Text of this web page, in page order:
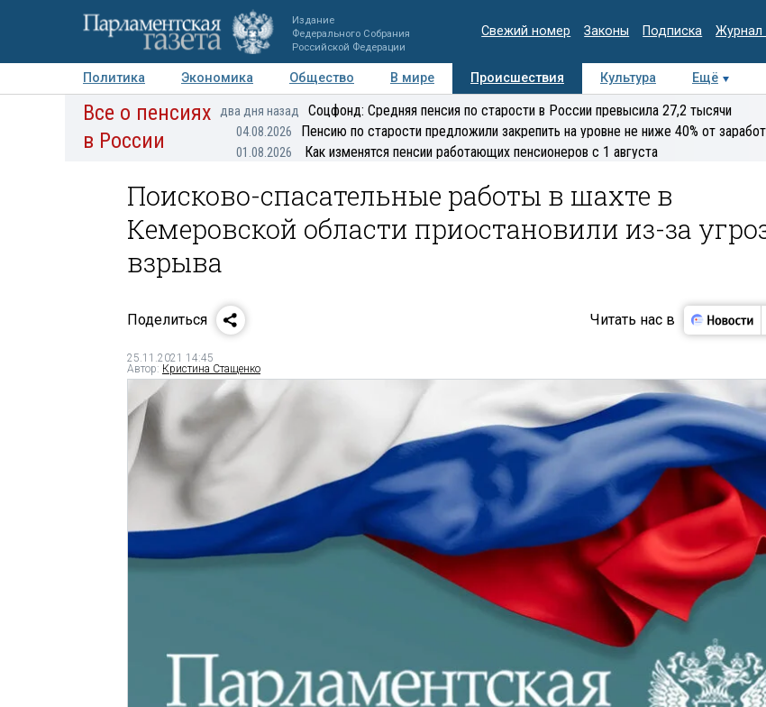
Издание
Федерального Собрания
Российской Федерации
Свежий номер Законы Подписка Журнал
Политика Экономика Общество В мире Происшествия Культура Ещё
Авторы Персоны Мнения Регионы Медиацентр Интервью Колумнисты
Все о пенсиях
в России
два дня назад Соцфонд: Средняя пенсия по старости в России превысила 27,2 тысячи
04.08.2026 Пенсию по старости предложили закрепить на уровне не ниже 40% от
01.08.2026 Как изменятся пенсии работающих пенсионеров с 1 августа
Поисково-спасательные работы в шахте в
Кемеровской области приостановили из-за
взрыва
Поделиться Читать нас в
25.11.2021 14:45
Автор: Кристина Стащенко